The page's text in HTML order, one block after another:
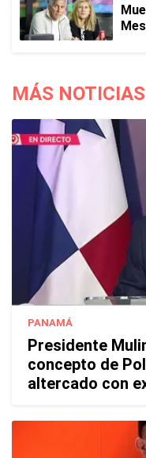
MÁS NOTICIAS
PANAMÁ
Presidente
concepto de
altercado con